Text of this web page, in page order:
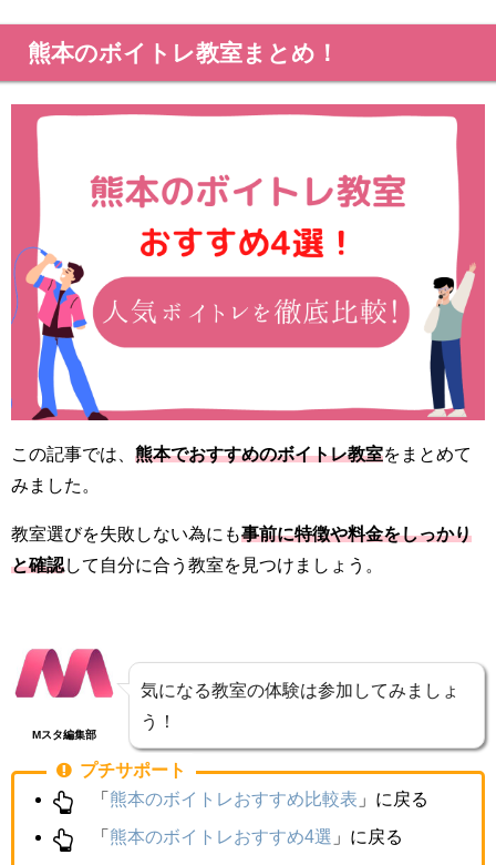
熊本のボイトレ教室まとめ！
この記事では、 熊本でおすすめのボイトレ教室をまとめて
みました。
教室選びを失敗しない為にも事前に特徴や料金をしっかり
と確認して自分に合う教室を見つけましょう。
Mスタ編集部
気になる教室の体験は参加してみましょ
う！
プチサポート
「 熊本のボイトレおすすめ比較表 」に戻る
「熊本のボイトレおすすめ4選 」に戻る